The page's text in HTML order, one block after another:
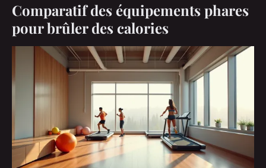
Comparatif des équipements phares
pour brûler des calories